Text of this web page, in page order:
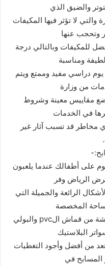
والضیق الذي
والتي لا تؤثر فیھا المكیفات
وتحجب عنھا
للمكیفات وبالتالي درجة
ومناسبة
دراسي مفید وممتع ویتم
من وزارة
تضع مقاییس معینة وشروط
في الخدمات
مخاطر قد تسبب آثار غیر
على أطفالك عندما یلعبون
الریاض وفر
الرائعة والجمیلة التي
المخصصة
للمسبح وبأستخدام أجود أنواع الأقمشة من قماش الpvc والبولي
البلاستیك
من أفضل وأجود التغطیات
المسابح في